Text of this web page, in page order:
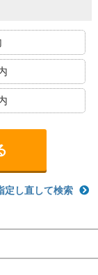
定し直して検索